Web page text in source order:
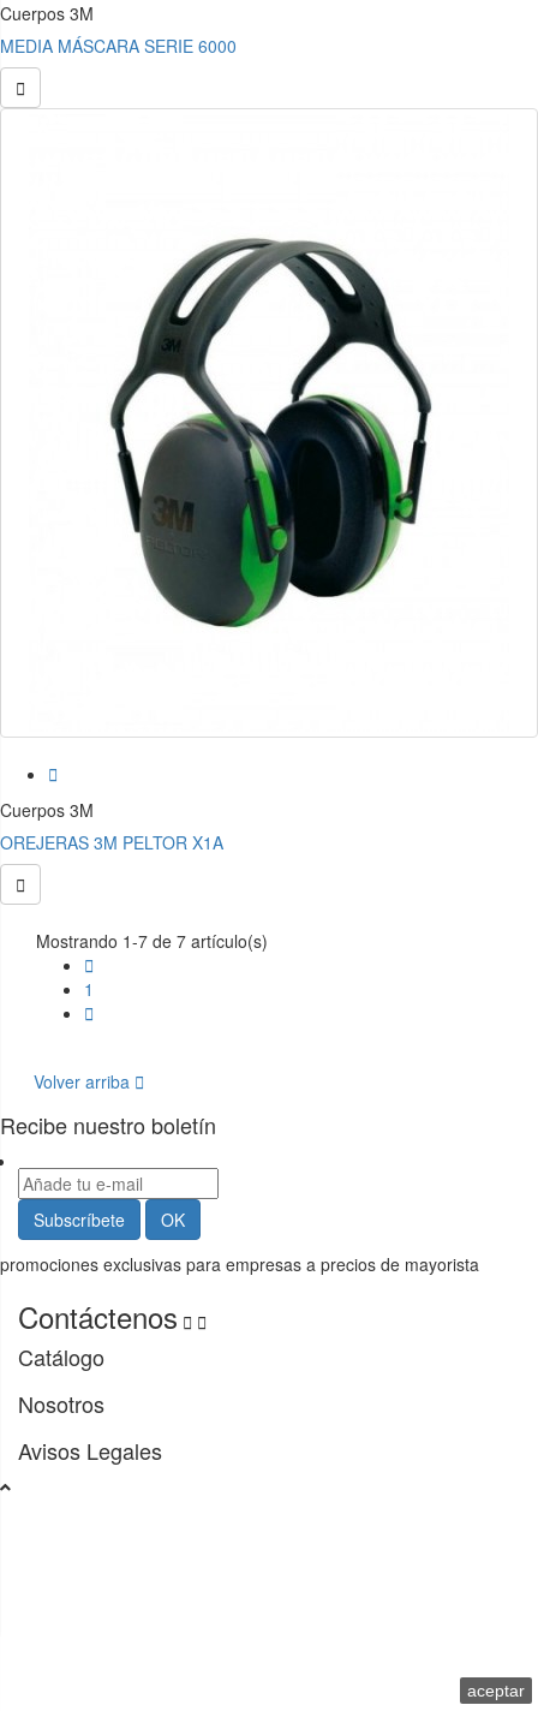
Cuerpos 3M
MEDIA MÁSCARA SERIE 6000


Cuerpos 3M
OREJERAS 3M PELTOR X1A

Mostrando 1-7 de 7 artículo(s)

1

Volver arriba 
aceptar
Recibe nuestro boletín
promociones exclusivas para empresas a precios de mayorista
Contáctenos  
Catálogo
Nosotros
Avisos Legales